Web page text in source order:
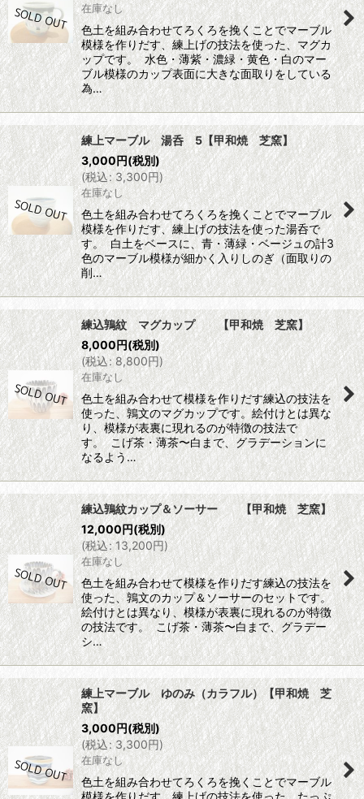
在庫なし
色土を組み合わせてろくろを挽くことでマーブル
模様を作りだす、練上げの技法を使った、マグカ
ップです。 水色・薄紫・濃緑・黄色・白のマー
ブル模様のカップ表面に大きな面取りをしている
為…
練上マーブル 湯呑 5【甲和焼 芝窯】
3,000円(税別)
(税込: 3,300円)
在庫なし
色土を組み合わせてろくろを挽くことでマーブル
模様を作りだす、練上げの技法を使った湯呑で
す。 白土をベースに、青・薄緑・ベージュの計3
色のマーブル模様が細かく入りしのぎ（面取りの
削…
練込鶉紋 マグカップ 【甲和焼 芝窯】
8,000円(税別)
(税込: 8,800円)
在庫なし
色土を組み合わせて模様を作りだす練込の技法を
使った、鶉文のマグカップです。絵付けとは異な
り、模様が表裏に現れるのが特徴の技法で
す。 こげ茶・薄茶〜白まで、グラデーションに
なるよう…
練込鶉紋カップ＆ソーサー 【甲和焼 芝窯】
12,000円(税別)
(税込: 13,200円)
在庫なし
色土を組み合わせて模様を作りだす練込の技法を
使った、鶉文のカップ＆ソーサーのセットです。
絵付けとは異なり、模様が表裏に現れるのが特徴
の技法です。 こげ茶・薄茶〜白まで、グラデー
シ…
練上マーブル ゆのみ（カラフル）【甲和焼 芝
窯】
3,000円(税別)
(税込: 3,300円)
在庫なし
色土を組み合わせてろくろを挽くことでマーブル
模様を作りだす、練上げの技法を使った、たっぷ